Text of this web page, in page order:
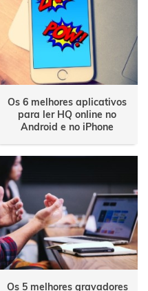
Os 6 melhores aplicativos
para ler HQ online no
Android e no iPhone
Os 5 melhores gravadores